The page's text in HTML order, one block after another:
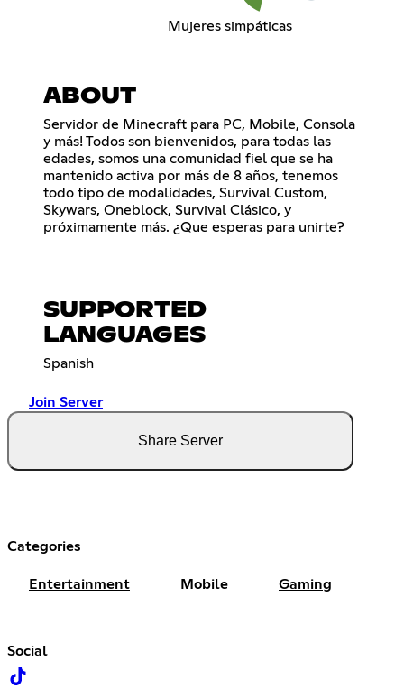
Mujeres simpáticas
ABOUT
Servidor de Minecraft para PC, Mobile, Consola
y más! Todos son bienvenidos, para todas las
edades, somos una comunidad fiel que se ha
mantenido activa por más de 8 años, tenemos
todo tipo de modalidades, Survival Custom,
Skywars, Oneblock, Survival Clásico, y
próximamente más. ¿Que esperas para unirte?
SUPPORTED
LANGUAGES
Spanish
Join Server
Share Server
Categories
Entertainment Mobile Gaming
Social